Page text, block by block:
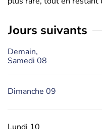
jours suivants
Demain,
Samedi 08
Dimanche 09